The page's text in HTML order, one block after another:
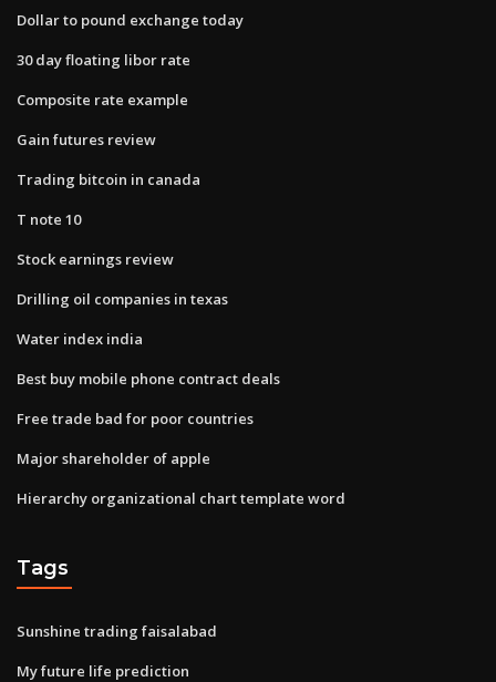
Dollar to pound exchange today
30 day floating libor rate
Composite rate example
Gain futures review
Trading bitcoin in canada
T note 10
Stock earnings review
Drilling oil companies in texas
Water index india
Best buy mobile phone contract deals
Free trade bad for poor countries
Major shareholder of apple
Hierarchy organizational chart template word
Tags
Sunshine trading faisalabad
My future life prediction